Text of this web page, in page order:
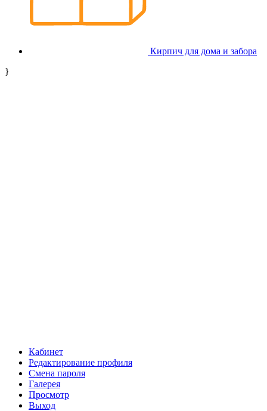
Кирпич для дома и забора
}
Кабинет
Редактирование профиля
Смена пароля
Галерея
Просмотр
Выход